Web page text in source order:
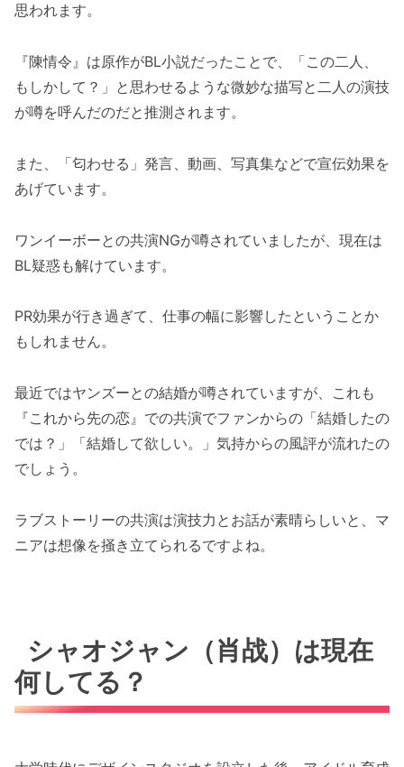
思われます。
『陳情令』は原作がBL小説だったことで、「この二人、
もしかして？」と思わせるような微妙な描写と二人の演技
が噂を呼んだのだと推測されます。
また、「匂わせる」発言、動画、写真集などで宣伝効果を
あげています。
ワンイーボーとの共演NGが噂されていましたが、 現在は
BL疑惑も解けています。
PR効果が行き過ぎて、仕事の幅に影響したということか
もしれません。
最近ではヤンズーとの結婚が噂されていますが、これも
『これから先の恋』での共演でファンからの「結婚したの
では？」「結婚して欲しい。」気持からの風評が流れたの
でしょう。
ラブストーリーの共演は演技力とお話が素晴らしいと、マ
ニアは想像を掻き立てられるですよね。
シャオジャン（肖战）は現在
何してる？